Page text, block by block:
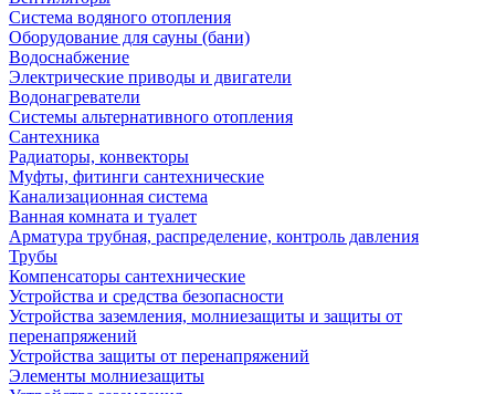
Система водяного отопления
Оборудование для сауны (бани)
Водоснабжение
Электрические приводы и двигатели
Водонагреватели
Системы альтернативного отопления
Сантехника
Радиаторы, конвекторы
Муфты, фитинги сантехнические
Канализационная система
Ванная комната и туалет
Арматура трубная, распределение, контроль давления
Трубы
Компенсаторы сантехнические
Устройства и средства безопасности
Устройства заземления, молниезащиты и защиты от
перенапряжений
Устройства защиты от перенапряжений
Элементы молниезащиты